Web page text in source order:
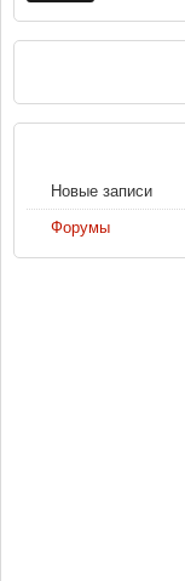
Новые записи
Форумы